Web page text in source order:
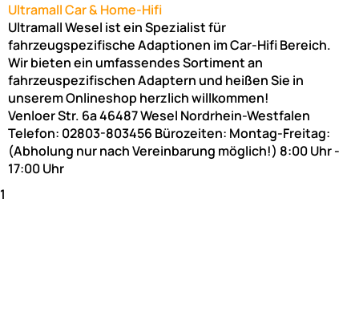
Ultramall Car & Home-Hifi
Ultramall Wesel ist ein Spezialist für
fahrzeugspezifische Adaptionen im Car-Hifi Bereich.
Wir bieten ein umfassendes Sortiment an
fahrzeuspezifischen Adaptern und heißen Sie in
unserem Onlineshop herzlich willkommen!
Venloer Str. 6a46487Wesel Nordrhein-Westfalen
Telefon: 02803-803456 Bürozeiten: Montag-Freitag:
(Abholung nur nach Vereinbarung möglich!) 8:00 Uhr -
17:00 Uhr
1